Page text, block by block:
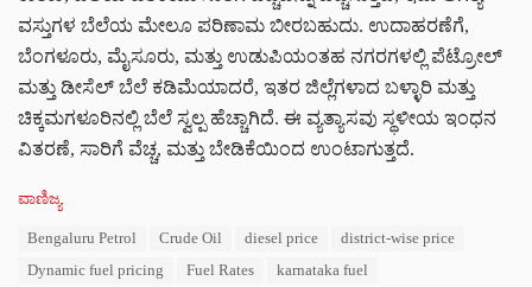
ವಸ್ತುಗಳ ಬೆಲೆಯ ಮೇಲೂ ಪರಿಣಾಮ ಬೀರಬಹುದು. ಉದಾಹರಣೆಗೆ,
ಬೆಂಗಳೂರು, ಮೈಸೂರು, ಮತ್ತು ಉಡುಪಿಯಂತಹ ನಗರಗಳಲ್ಲಿ ಪೆಟ್ರೋಲ್
ಮತ್ತು ಡೀಸೆಲ್ ಬೆಲೆ ಕಡಿಮೆಯಾದರೆ, ಇತರ ಜಿಲ್ಲೆಗಳಾದ ಬಳ್ಳಾರಿ ಮತ್ತು
ಚಿಕ್ಕಮಗಳೂರಿನಲ್ಲಿ ಬೆಲೆ ಸ್ವಲ್ಪ ಹೆಚ್ಚಾಗಿದೆ. ಈ ವ್ಯತ್ಯಾಸವು ಸ್ಥಳೀಯ ಇಂಧನ
ವಿತರಣೆ, ಸಾರಿಗೆ ವೆಚ್ಚ, ಮತ್ತು ಬೇಡಿಕೆಯಿಂದ ಉಂಟಾಗುತ್ತದೆ.
C
ವಾಣಿಜ್ಯ
Bengaluru Petrol Crude Oil diesel price
district-wise price
Dynamic fuel pricing
Fuel Rates
karnataka fuel